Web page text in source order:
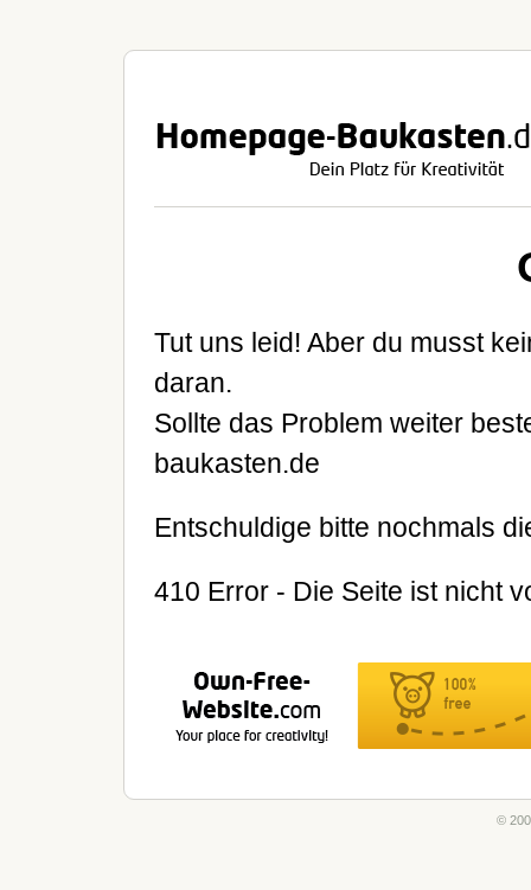
Tut uns leid! Aber du musst
daran.
Sollte das Problem weiter
baukasten.de
Entschuldige bitte nochmals
410 Error - Die Seite ist nicht
©